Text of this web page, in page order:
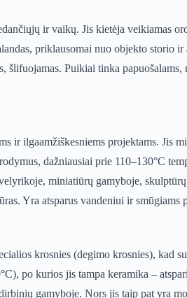
ir vaikų. Jis kietėja veikiamas
priklausomai nuo objekto storio
šlifuojamas. Puikiai tinka papuošalams,
ir ilgaamžiškesniems projektams. Jis
dažniausiai prie 110–130°C
miniatiūrų gamyboje,
Yra atsparus vandeniui ir smūgiams
krosnies (degimo krosnies), kad
po kurios jis tampa keramika –
gamyboje. Nors jis taip pat yra